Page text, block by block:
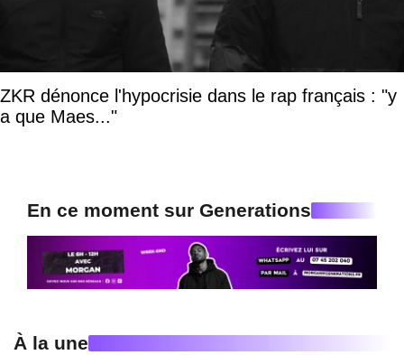
ZKR dénonce l'hypocrisie dans le rap français : "y
a que Maes..."
En ce moment sur Generations
À la une